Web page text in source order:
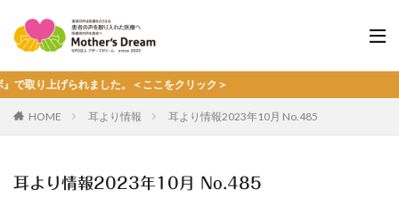
られました。＜ここをクリック＞
HOME 耳より情報 耳より情報2023年10月 No.485
耳より情報2023年10月 No.485